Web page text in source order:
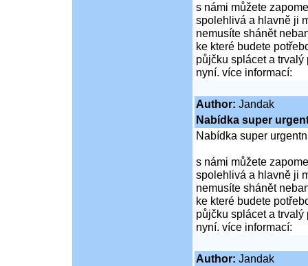
s námi můžete
spolehlivá a hlavně ji
nemusíte shánět
ke které budete
půjčku splácet a
nyní. více informací:
Author: Jandak
Nabídka super
Nabídka super
s námi můžete
spolehlivá a hlavně ji
nemusíte shánět
ke které budete
půjčku splácet a
nyní. více informací:
Author: Jandak